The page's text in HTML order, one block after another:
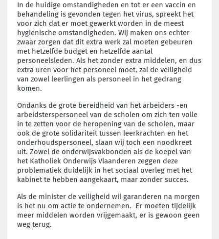
In de huidige omstandigheden en tot er een vaccin en
behandeling is gevonden tegen het virus, spreekt het
voor zich dat er moet gewerkt worden in de meest
hygiënische omstandigheden. Wij maken ons echter
zwaar zorgen dat dit extra werk zal moeten gebeuren
met hetzelfde budget en hetzelfde aantal
personeelsleden. Als het zonder extra middelen, en dus
extra uren voor het personeel moet, zal de veiligheid
van zowel leerlingen als personeel in het gedrang
komen.
Ondanks de grote bereidheid van het arbeiders -en
arbeidsterspersoneel van de scholen om zich ten volle
in te zetten voor de heropening van de scholen, maar
ook de grote solidariteit tussen leerkrachten en het
onderhoudspersoneel, slaan wij toch een noodkreet
uit. Zowel de onderwijsvakbonden als de koepel van
het Katholiek Onderwijs Vlaanderen zeggen deze
problematiek duidelijk in het sociaal overleg met het
kabinet te hebben aangekaart, maar zonder succes.
Als de minister de veiligheid wil garanderen na morgen
is het nu om actie te ondernemen. Er moeten tijdelijk
meer middelen worden vrijgemaakt, er is gewoon geen
weg terug.